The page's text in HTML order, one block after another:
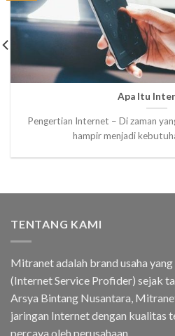
Apa Itu
Pengertian Internet – Di zaman
hampir menjadi
TENTANG KAMI
Mitranet adalah brand usaha
(Internet Service Profider) sejak
Arsya Bintang Nusantara,
jaringan Internet dengan kualitas
percaya oleh perusahaan.